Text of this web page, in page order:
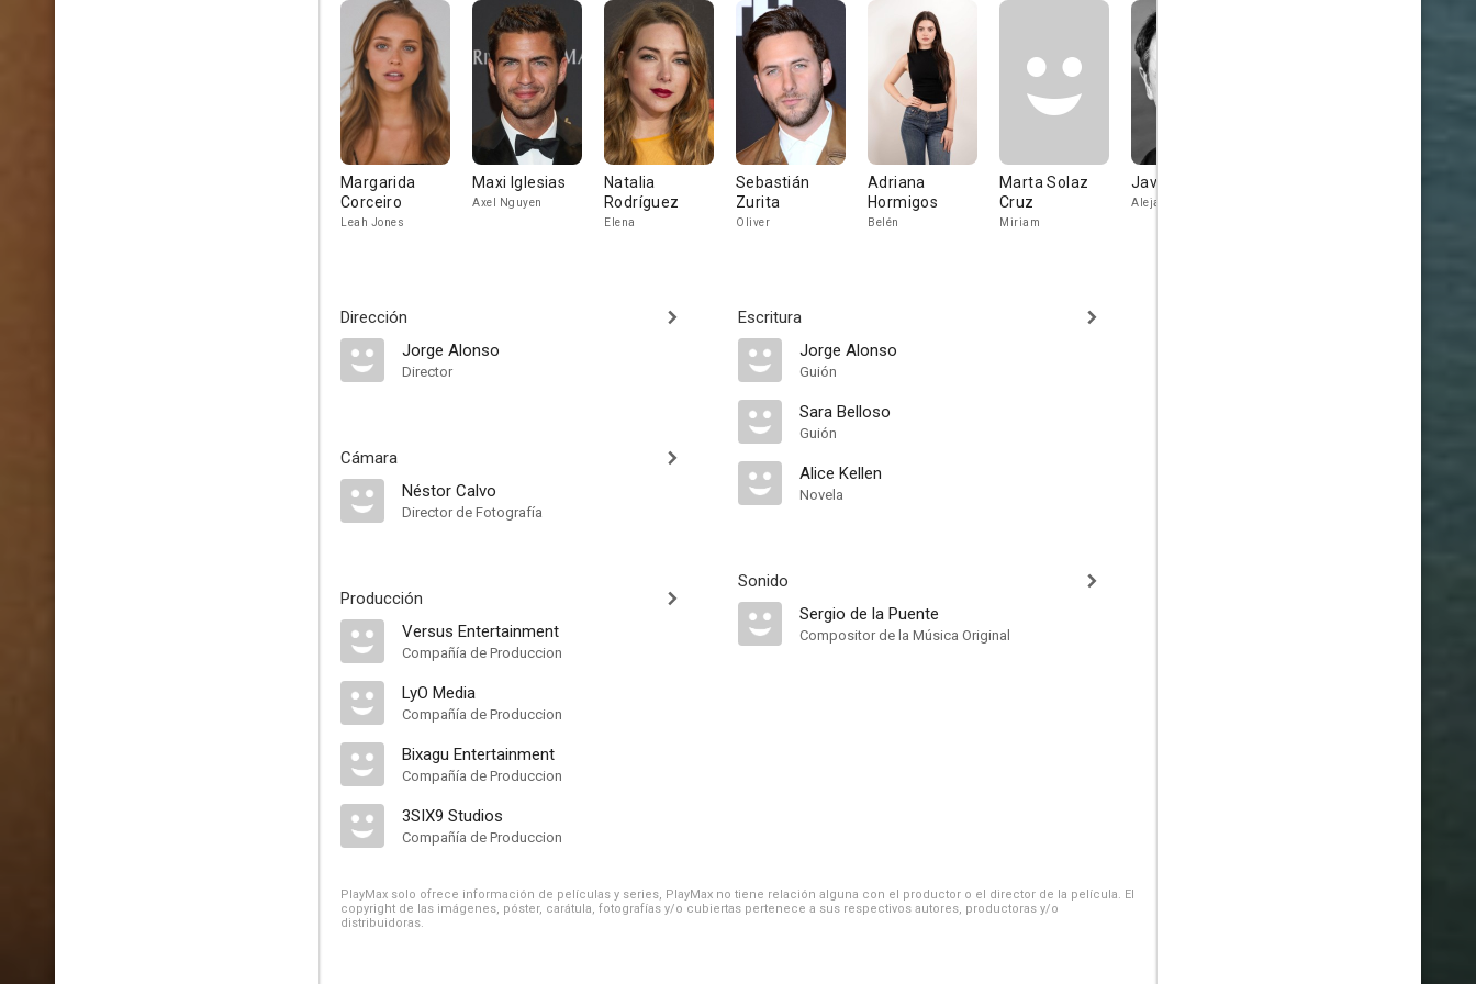
Margarida
Corceiro
Leah Jones
Maxi Iglesias
Axel Nguyen
Natalia
Rodríguez
Elena
Sebastián
Zurita
Oliver
Adriana
Hormigos
Belén
Marta Solaz
Cruz
Miriam
Javier Tolosa
Alejandro
Dirección
Jorge Alonso
Director
Cámara
Néstor Calvo
Director de Fotografía
Producción
Versus Entertainment
Compañía de Produccion
LyO Media
Compañía de Produccion
Bixagu Entertainment
Compañía de Produccion
3SIX9 Studios
Compañía de Produccion
Escritura
Jorge Alonso
Guión
Sara Belloso
Guión
Alice Kellen
Novela
Sonido
Sergio de la Puente
Compositor de la Música Original
PlayMax solo ofrece información de películas y series, PlayMax no tiene relación alguna con el productor o el director de la película. El
copyright de las imágenes, póster, carátula, fotografías y/o cubiertas pertenece a sus respectivos autores, productoras y/o
distribuidoras.